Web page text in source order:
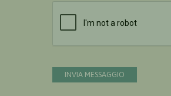
INVIA MESSAGGIO